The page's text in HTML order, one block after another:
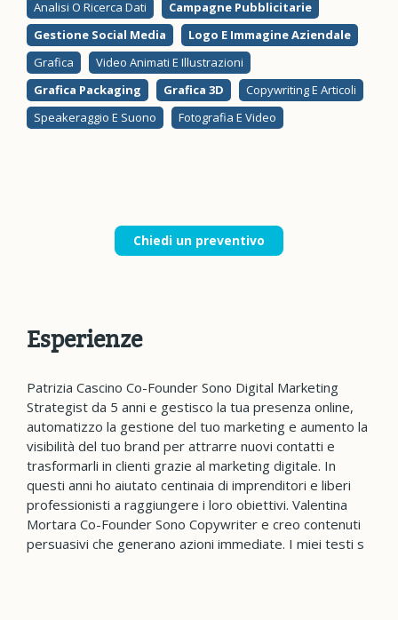
Analisi O Ricerca Dati
Campagne Pubblicitarie
Gestione Social Media
Logo E Immagine Aziendale
Grafica
Video Animati E Illustrazioni
Grafica Packaging
Grafica 3D
Copywriting E Articoli
Speakeraggio E Suono
Fotografia E Video
Chiedi un preventivo
Esperienze
Patrizia Cascino Co-Founder Sono Digital Marketing
Strategist da 5 anni e gestisco la tua presenza online,
automatizzo la gestione del tuo marketing e aumento la
visibilità del tuo brand per attrarre nuovi contatti e
trasformarli in clienti grazie al marketing digitale. In
questi anni ho aiutato centinaia di imprenditori e liberi
professionisti a raggiungere i loro obiettivi. Valentina
Mortara Co-Founder Sono Copywriter e creo contenuti
persuasivi che generano azioni immediate. I miei testi s